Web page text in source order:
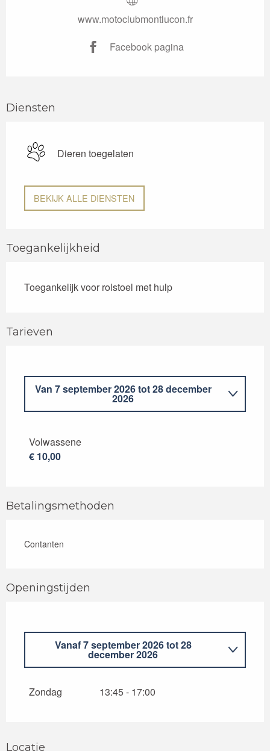
www.motoclubmontlucon.fr
Facebook pagina
Diensten
Dieren toegelaten
BEKIJK ALLE DIENSTEN
Toegankelijkheid
Toegankelijk voor rolstoel met hulp
Tarieven
Van 7 september 2026tot28 december
2026
Volwassene
€ 10,00
Betalingsmethoden
Contanten
Openingstijden
Vanaf7 september 2026tot28
december 2026
Zondag 13:45 - 17:00
Locatie